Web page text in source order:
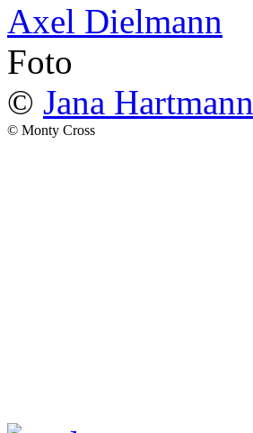
Axel Dielmann
Foto
© Jana Hartmann
© Monty Cross